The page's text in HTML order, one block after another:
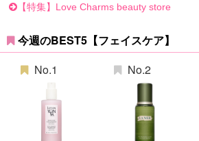
【特集】Love Charms beauty store
今週のBEST5【フェイスケア】
No.1
No.2